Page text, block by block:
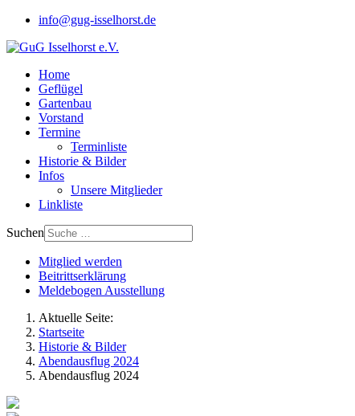
info@gug-isselhorst.de
Home
Geflügel
Gartenbau
Vorstand
Termine
Terminliste
Historie & Bilder
Infos
Unsere Mitglieder
Linkliste
Suchen
Mitglied werden
Beitrittserklärung
Meldebogen Ausstellung
Aktuelle Seite:
Startseite
Historie & Bilder
Abendausflug 2024
Abendausflug 2024